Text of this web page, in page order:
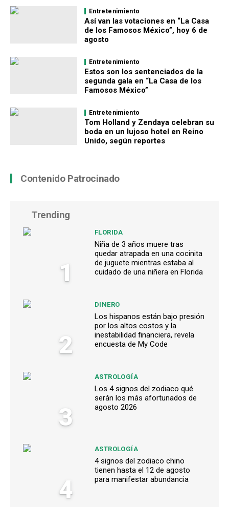
Entretenimiento
Así van las votaciones en “La Casa
de los Famosos México”, hoy 6 de
agosto
Entretenimiento
Estos son los sentenciados de la
segunda gala en “La Casa de los
Famosos México”
Entretenimiento
Tom Holland y Zendaya celebran su
boda en un lujoso hotel en Reino
Unido, según reportes
Contenido Patrocinado
Trending
1
FLORIDA
Niña de 3 años muere tras
quedar atrapada en una cocinita
de juguete mientras estaba al
cuidado de una niñera en Florida
2
DINERO
Los hispanos están bajo presión
por los altos costos y la
inestabilidad financiera, revela
encuesta de My Code
3
ASTROLOGÍA
Los 4 signos del zodiaco qué
serán los más afortunados de
agosto 2026
4
ASTROLOGÍA
4 signos del zodiaco chino
tienen hasta el 12 de agosto
para manifestar abundancia